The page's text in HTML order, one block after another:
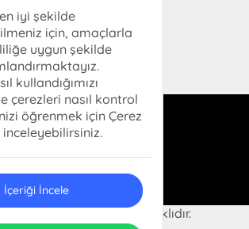
dukkan@hermeskitap.com
0(212)-519-93-79
Kitap. Her hakkı saklıdır.
iyi şekilde
için, amaçlarla
uygun şekilde
kullandığımızı
çerezleri nasıl kontrol
öğrenmek için Çerez
inceleyebilirsiniz.
İçeriği İncele